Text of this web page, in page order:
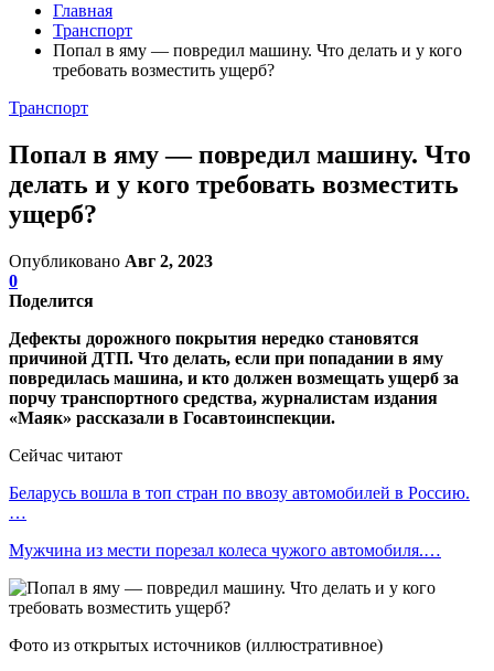
Главная
Транспорт
Попал в яму — повредил машину. Что делать и у кого
требовать возместить ущерб?
Транспорт
Попал в яму — повредил машину. Что
делать и у кого требовать возместить
ущерб?
Опубликовано Авг 2, 2023
0
Поделится
Дефекты дорожного покрытия нередко становятся
причиной ДТП. Что делать, если при попадании в яму
повредилась машина, и кто должен возмещать ущерб за
порчу транспортного средства, журналистам издания
«Маяк» рассказали в Госавтоинспекции.
Сейчас читают
Беларусь вошла в топ стран по ввозу автомобилей в Россию.
…
Мужчина из мести порезал колеса чужого автомобиля.…
Фото из открытых источников (иллюстративное)